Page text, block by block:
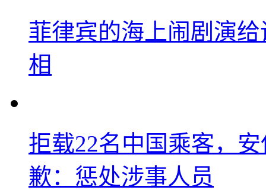
菲律宾的海上闹剧演
相
拒载22名中国乘客，
歉：惩处涉事人员